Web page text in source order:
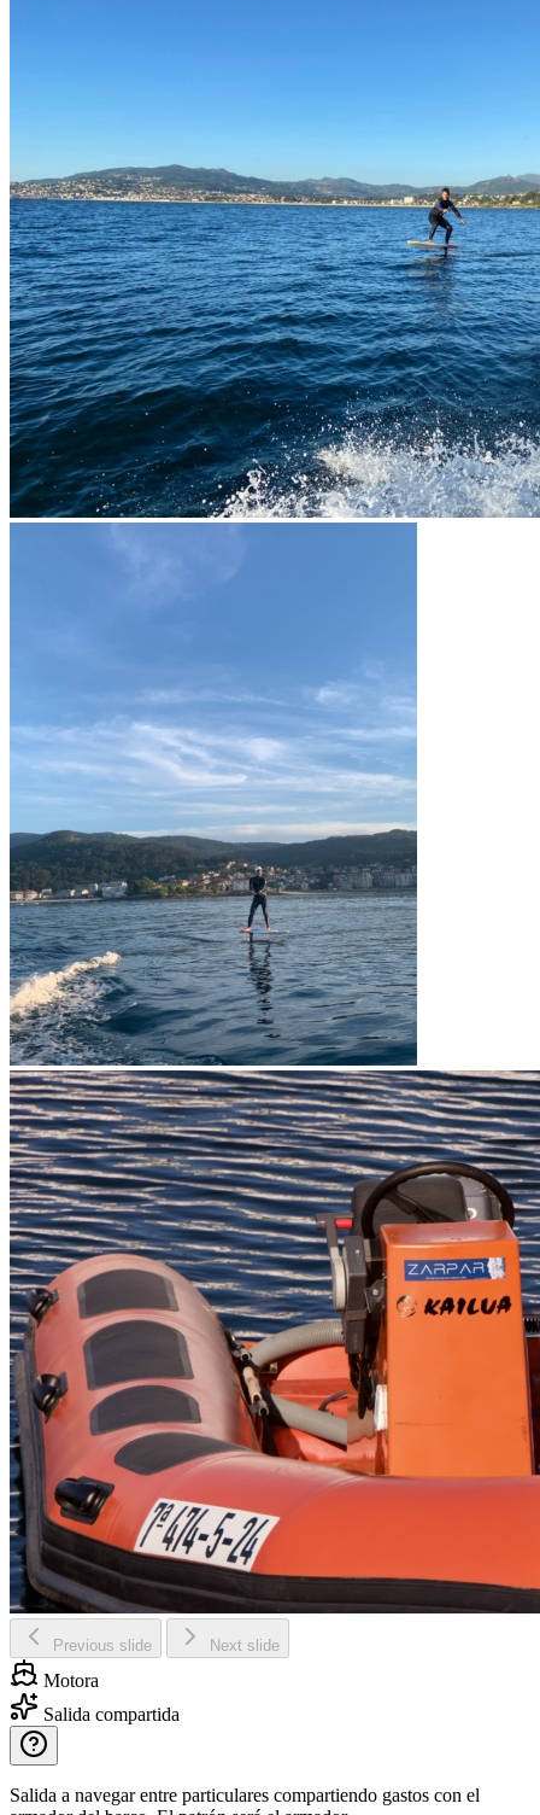
Previous slide Next slide
Motora
Salida compartida
Salida a navegar entre particulares compartiendo gastos con el